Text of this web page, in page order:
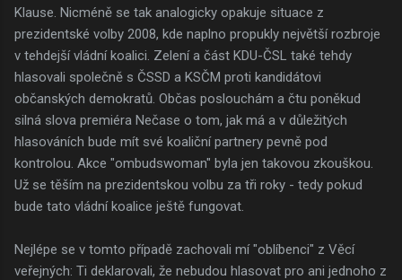
Klause. Nicméně se tak analogicky opakuje situace z
prezidentské volby 2008, kde naplno propukly největší rozbroje
v tehdejší vládní koalici. Zelení a část KDU-ČSL také tehdy
hlasovali společně s ČSSD a KSČM proti kandidátovi
občanských demokratů. Občas poslouchám a čtu poněkud
silná slova premiéra Nečase o tom, jak má a v důležitých
hlasováních bude mít své koaliční partnery pevně pod
kontrolou. Akce "ombudswoman" byla jen takovou zkouškou.
Už se těším na prezidentskou volbu za tři roky - tedy pokud
bude tato vládní koalice ještě fungovat.
Nejlépe se v tomto případě zachovali mí "oblíbenci" z Věcí
veřejných: Ti deklarovali, že nebudou hlasovat pro ani jednoho z